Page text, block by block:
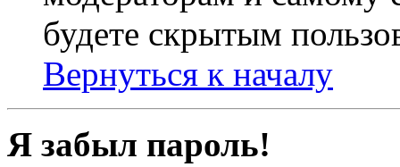
будете скрытым
Вернуться к началу
Я забыл пароль!